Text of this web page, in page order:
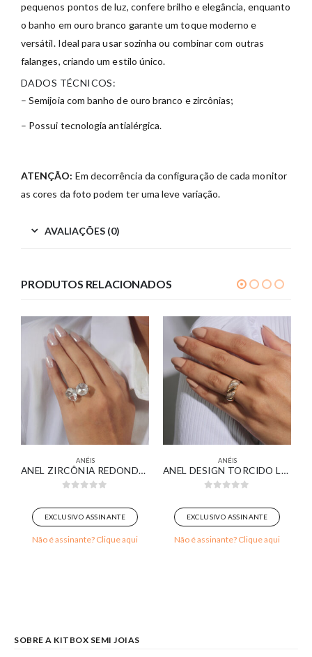
pequenos pontos de luz, confere brilho e elegância, enquanto
o banho em ouro branco garante um toque moderno e
versátil. Ideal para usar sozinha ou combinar com outras
falanges, criando um estilo único.
DADOS TÉCNICOS:
– Semijoia com banho de ouro branco e zircônias;
– Possui tecnologia antialérgica.
ATENÇÃO: Em decorrência da configuração de cada monitor
as cores da foto podem ter uma leve variação.
AVALIAÇÕES (0)
PRODUTOS RELACIONADOS
ANÉIS
ANEL ZIRCÔNIA REDONDA E GOTA CRISTAL BANHADO EM OURO BRANCO
EXCLUSIVO ASSINANTE
Não é assinante? Clique aqui
ANÉIS
ANEL DESIGN TORCIDO LISO E CRAVEJADO BANHADO EM OURO 18K
EXCLUSIVO ASSINANTE
Não é assinante? Clique aqui
SOBRE A KITBOX SEMI JOIAS